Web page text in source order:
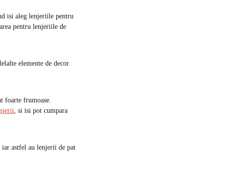
isi aleg lenjeriile pentru
pentru lenjeriile de
elemente de decor
foarte frumoase.
, si isi pot cumpara
astfel au lenjerii de pat